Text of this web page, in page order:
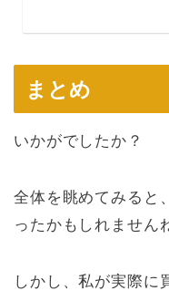
まとめ
いかがでしたか？
全体を眺めてみると
ったかもしれませ
しかし、私が実際に